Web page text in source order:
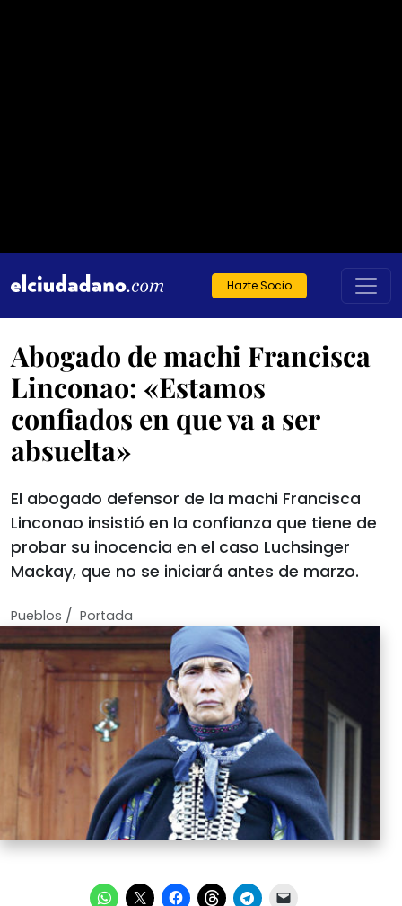
Hazte Socio
Abogado de machi Francisca
Linconao: «Estamos
confiados en que va a ser
absuelta»
El abogado defensor de la machi Francisca
Linconao insistió en la confianza que tiene de
probar su inocencia en el caso Luchsinger
Mackay, que no se iniciará antes de marzo.
Pueblos / Portada